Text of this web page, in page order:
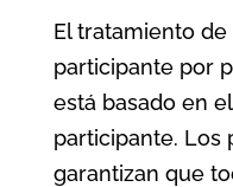
El tratamiento
participante por
está basado en
participante. Los
garantizan que